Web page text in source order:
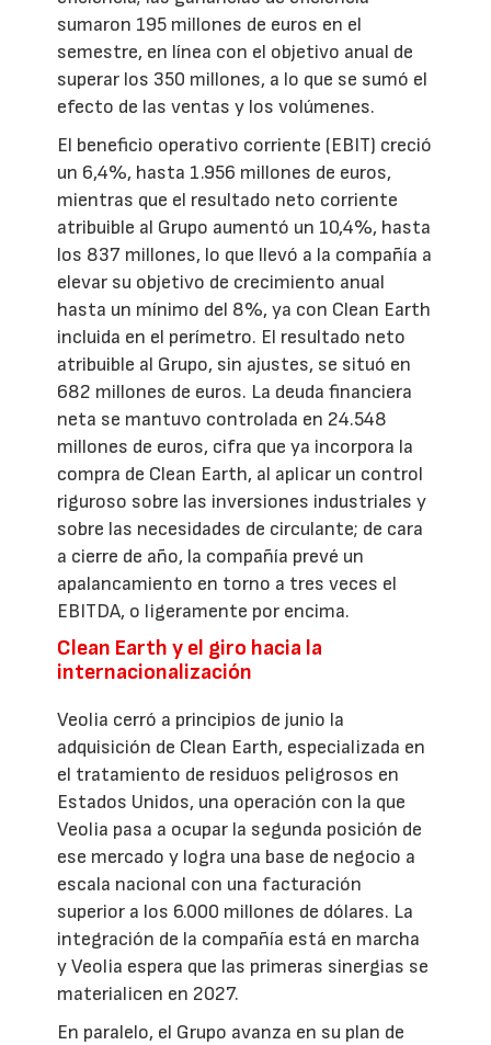
sumaron 195 millones de euros en el
semestre, en línea con el objetivo anual de
superar los 350 millones, a lo que se sumó el
efecto de las ventas y los volúmenes.
El beneficio operativo corriente (EBIT) creció
un 6,4%, hasta 1.956 millones de euros,
mientras que el resultado neto corriente
atribuible al Grupo aumentó un 10,4%, hasta
los 837 millones, lo que llevó a la compañía a
elevar su objetivo de crecimiento anual
hasta un mínimo del 8%, ya con Clean Earth
incluida en el perímetro. El resultado neto
atribuible al Grupo, sin ajustes, se situó en
682 millones de euros. La deuda financiera
neta se mantuvo controlada en 24.548
millones de euros, cifra que ya incorpora la
compra de Clean Earth, al aplicar un control
riguroso sobre las inversiones industriales y
sobre las necesidades de circulante; de cara
a cierre de año, la compañía prevé un
apalancamiento en torno a tres veces el
EBITDA, o ligeramente por encima.
Clean Earth y el giro hacia la
internacionalización
Veolia cerró a principios de junio la
adquisición de Clean Earth, especializada en
el tratamiento de residuos peligrosos en
Estados Unidos, una operación con la que
Veolia pasa a ocupar la segunda posición de
ese mercado y logra una base de negocio a
escala nacional con una facturación
superior a los 6.000 millones de dólares. La
integración de la compañía está en marcha
y Veolia espera que las primeras sinergias se
materialicen en 2027.
En paralelo, el Grupo avanza en su plan de